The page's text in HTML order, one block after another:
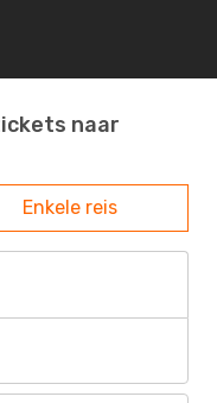
naar
Enkele reis